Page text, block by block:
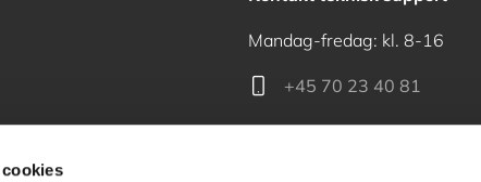
Mandag-fredag: kl. 8-16
+45 70 23 40 81